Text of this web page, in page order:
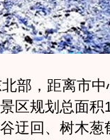
部，距离市中
区规划总面积
迂回、树木葱